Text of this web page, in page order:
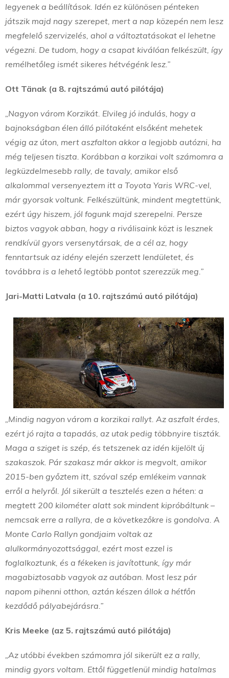
legyenek a beállítások. Idén ez különösen pénteken
játszik majd nagy szerepet, mert a nap közepén nem lesz
megfelelő szervizelés, ahol a változtatásokat el lehetne
végezni. De tudom, hogy a csapat kiválóan felkészült, így
remélhetőleg ismét sikeres hétvégénk lesz.”
Ott Tänak (a 8. rajtszámú autó pilótája)
„Nagyon várom Korzikát. Elvileg jó indulás, hogy a
bajnokságban élen álló pilótaként elsőként mehetek
végig az úton, mert aszfalton akkor a legjobb autózni, ha
még teljesen tiszta. Korábban a korzikai volt számomra a
legküzdelmesebb rally, de tavaly, amikor első
alkalommal versenyeztem itt a Toyota Yaris WRC-vel,
már gyorsak voltunk. Felkészültünk, mindent megtettünk,
ezért úgy hiszem, jól fogunk majd szerepelni. Persze
biztos vagyok abban, hogy a riválisaink közt is lesznek
rendkívül gyors versenytársak, de a cél az, hogy
fenntartsuk az idény elején szerzett lendületet, és
továbbra is a lehető legtöbb pontot szerezzük meg.”
Jari-Matti Latvala (a 10. rajtszámú autó pilótája)
„Mindig nagyon várom a korzikai rallyt. Az aszfalt érdes,
ezért jó rajta a tapadás, az utak pedig többnyire tiszták.
Maga a sziget is szép, és tetszenek az idén kijelölt új
szakaszok. Pár szakasz már akkor is megvolt, amikor
2015-ben győztem itt, szóval szép emlékeim vannak
erről a helyről. Jól sikerült a tesztelés ezen a héten: a
megtett 200 kilométer alatt sok mindent kipróbáltunk –
nemcsak erre a rallyra, de a következőkre is gondolva. A
Monte Carlo Rallyn gondjaim voltak az
alulkormányozottsággal, ezért most ezzel is
foglalkoztunk, és a fékeken is javítottunk, így már
magabiztosabb vagyok az autóban. Most lesz pár
napom pihenni otthon, aztán készen állok a hétfőn
kezdődő pályabejárásra.”
Kris Meeke (az 5. rajtszámú autó pilótája)
„Az utóbbi években számomra jól sikerült ez a rally,
mindig gyors voltam. Ettől függetlenül mindig hatalmas